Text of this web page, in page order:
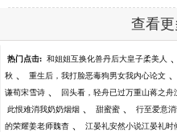
查看
热门点击: 和姐姐互换化兽丹后大皇子柔美人 、
秋 、 重生后，我打脸恶毒狗男女我内心论文 、
谦荀宋雪诗 、 回头看，轻舟已过万重山蒋之舟
此恨难消我奶奶烟烟 、 甜蜜蜜 、 行至爱意
的荣耀姜老师魏杳 、 江晏礼安然小说江晏礼时